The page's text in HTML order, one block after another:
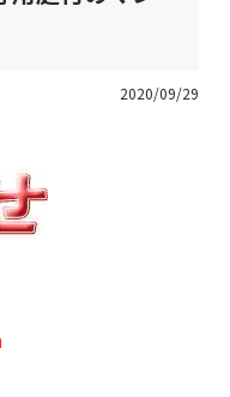
2020/09/29